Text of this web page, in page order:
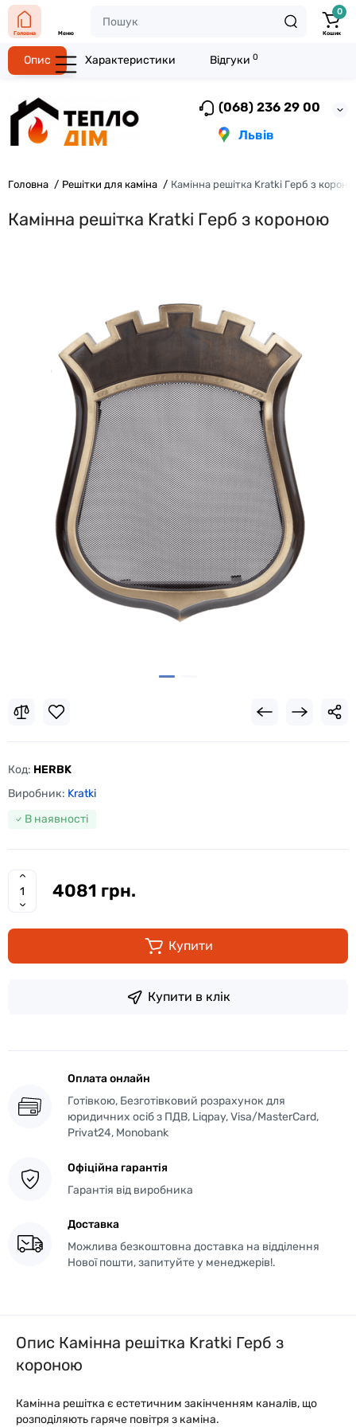
(068) 236 29 00
Львів
Головна Меню
0
Кошик
Головна Решітки для каміна Камінна решітка Kratki Герб з
Камінна решітка Kratki Герб з короною
Код: HERBK
Виробник: Kratki
В наявності
4081 грн.
Купити
Купити в клік
Оплата онлайн
Готівкою, Безготівковий розрахунок для
юридичних осіб з ПДВ, Liqpay, Visa/MasterCard,
Privat24, Monobank
Офіційна гарантія
Гарантія від виробника
Доставка
Можлива безкоштовна доставка на відділення
Нової пошти, запитуйте у менеджерів!.
Опис Характеристики Відгуки 0
Опис Камінна решітка Kratki Герб з
короною
Камінна решітка є естетичним закінченням каналів, що
розподіляють гаряче повітря з каміна.